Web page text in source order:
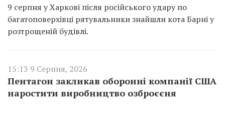
9 серпня у Харкові після російського удару по
багатоповерхівці рятувальники знайшли кота Барні у
розтрощеній будівлі.
15:13 9 Серпня, 2026
Пентагон закликав оборонні компанії США
наростити виробництво озброєєня